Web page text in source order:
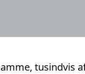
tusindvis